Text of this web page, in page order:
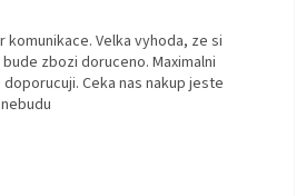
Velka vyhoda, ze si
zbozi doruceno. Maximalni
Ceka nas nakup jeste
obchodu je 5 z 5 hvězdiček.